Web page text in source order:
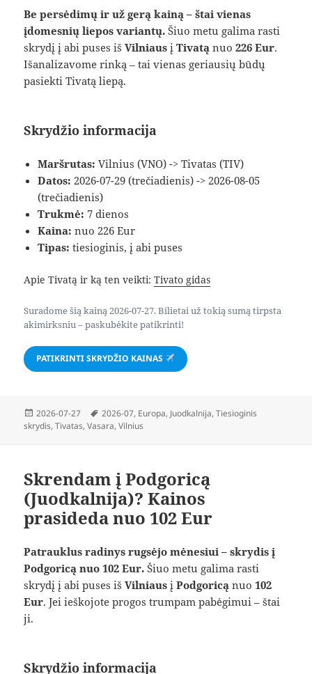
Be persėdimų ir už gerą kainą – štai vienas
įdomesnių liepos variantų. Šiuo metu galima rasti
skrydį į abi puses išVilniaus įTivatą nuo226 Eur.
Išanalizavome rinką – tai vienas geriausių būdų
pasiekti Tivatą liepą.
Skrydžio informacija
Maršrutas: Vilnius (VNO) -> Tivatas (TIV)
Datos: 2026-07-29 (trečiadienis) -> 2026-08-05
(trečiadienis)
Trukmė: 7 dienos
Kaina: nuo 226 Eur
Tipas: tiesioginis, į abi puses
Apie Tivatą ir ką ten veikti:Tivato gidas
Suradome šią kainą 2026-07-27. Bilietai už tokią sumą tirpsta
akimirksniu – paskubėkite patikrinti!
PATIKRINTI SKRYDŽIO KAINAS
Paskelbta
2026-07-27 Žymos
2026-07, Europa, Juodkalnija,Tiesioginis
skrydis,Tivatas,Vasara,Vilnius
Skrendam į Podgoricą
(Juodkalnija)? Kainos
prasideda nuo 102 Eur
Patrauklus radinys rugsėjo mėnesiui – skrydis į
Podgoricą nuo 102 Eur. Šiuo metu galima rasti
skrydį į abi puses išVilniaus įPodgoricą nuo102
Eur. Jei ieškojote progos trumpam pabėgimui – štai
ji.
Skrydžio informacija